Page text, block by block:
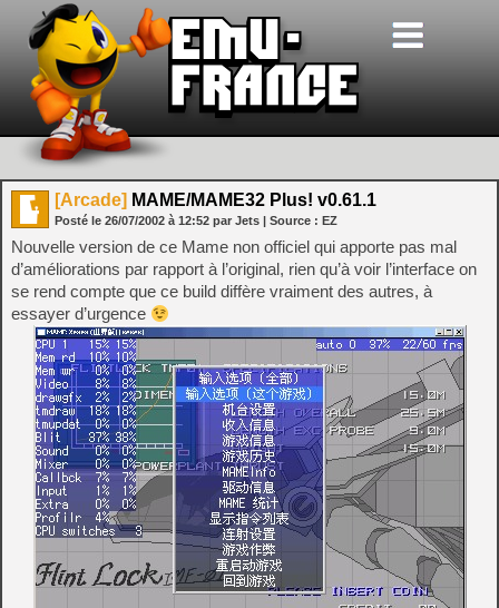
[Arcade] MAME/MAME32 Plus! v0.61.1
Posté le 26/07/2002 à 12:52 par Jets | Source : EZ
Nouvelle version de ce Mame non officiel qui apporte pas mal
d’améliorations par rapport à l’original, rien qu’à voir l’interface on
se rend compte que ce build diffère vraiment des autres, à
essayer d’urgence